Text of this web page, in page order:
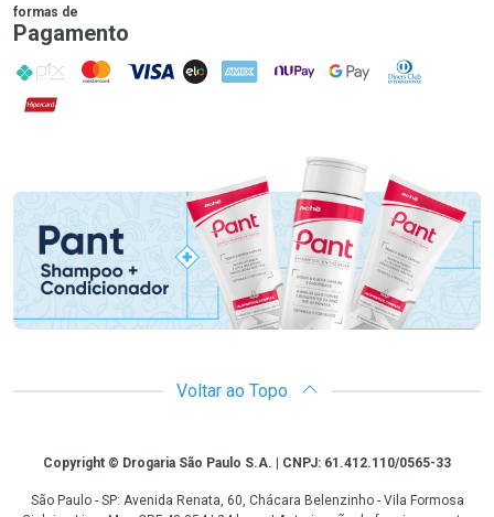
formas de
Pagamento
PIX MasterCard
VISA ELO AMEX NuPay Google PayDiners Club
Hipercard
Promoção em Destaque
Voltar ao Topo
CopyrightCopyright © Drogaria São Paulo S.A. | CNPJ: 61.412.110/0565-33
São Paulo - SP: Avenida Renata, 60, Chácara Belenzinho - Vila Formosa